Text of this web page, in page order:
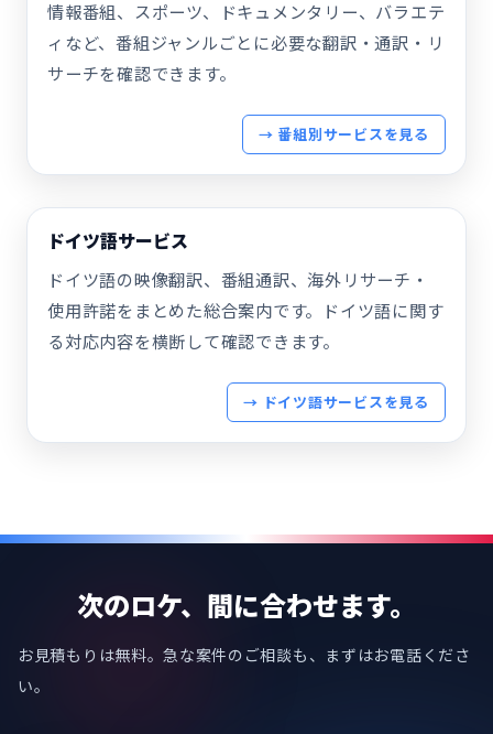
情報番組、スポーツ、ドキュメンタリー、バラエテ
ィなど、番組ジャンルごとに必要な翻訳・通訳・リ
サーチを確認できます。
→ 番組別サービスを見る
ドイツ語サービス
ドイツ語の映像翻訳、番組通訳、海外リサーチ・
使用許諾をまとめた総合案内です。ドイツ語に関す
る対応内容を横断して確認できます。
→ ドイツ語サービスを見る
次のロケ、間に合わせます。
お見積もりは無料。急な案件のご相談も、まずはお電話くださ
い。